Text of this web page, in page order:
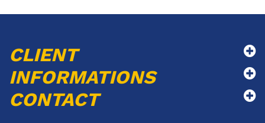
CLIENT
INFORMATIONS
CONTACT